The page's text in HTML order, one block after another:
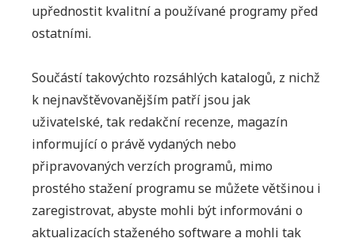
upřednostit kvalitní a používané programy před
ostatními.
Součástí takovýchto rozsáhlých katalogů, z nichž
k nejnavštěvovanějším patří jsou jak
uživatelské, tak redakční recenze, magazín
informující o právě vydaných nebo
připravovaných verzích programů, mimo
prostého stažení programu se můžete většinou i
zaregistrovat, abyste mohli být informováni o
aktualizacích staženého software a mohli tak